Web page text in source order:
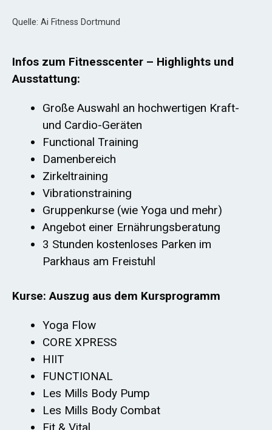
Quelle: Ai Fitness Dortmund
Infos zum Fitnesscenter – Highlights und
Ausstattung:
Große Auswahl an hochwertigen Kraft-
und Cardio-Geräten
Functional Training
Damenbereich
Zirkeltraining
Vibrationstraining
Gruppenkurse (wie Yoga und mehr)
Angebot einer Ernährungsberatung
3 Stunden kostenloses Parken im
Parkhaus am Freistuhl
Kurse: Auszug aus dem Kursprogramm
Yoga Flow
CORE XPRESS
HIIT
FUNCTIONAL
Les Mills Body Pump
Les Mills Body Combat